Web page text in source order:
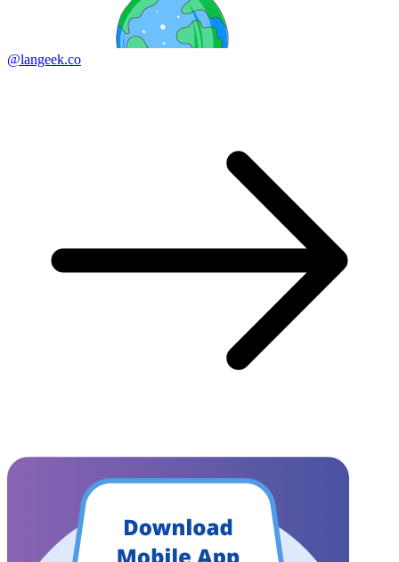
@langeek.co